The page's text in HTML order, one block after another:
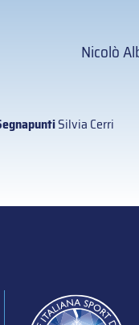
Nicolò
Silvia Cerri